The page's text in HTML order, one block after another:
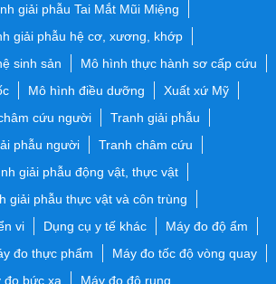
giải phẫu Tai Mắt Mũi Miệng
giải phẫu hệ cơ, xương, khớp
sinh sản
Mô hình thực hành sơ cấp cứu
Mô hình điều dưỡng
Xuất xứ Mỹ
cứu người
Tranh giải phẫu
phẫu người
Tranh châm cứu
giải phẫu động vật, thực vật
giải phẫu thực vật và côn trùng
vi
Dụng cụ y tế khác
Máy đo độ ẩm
đo thực phẩm
Máy đo tốc độ vòng quay
đo bức xạ
Máy đo độ rung